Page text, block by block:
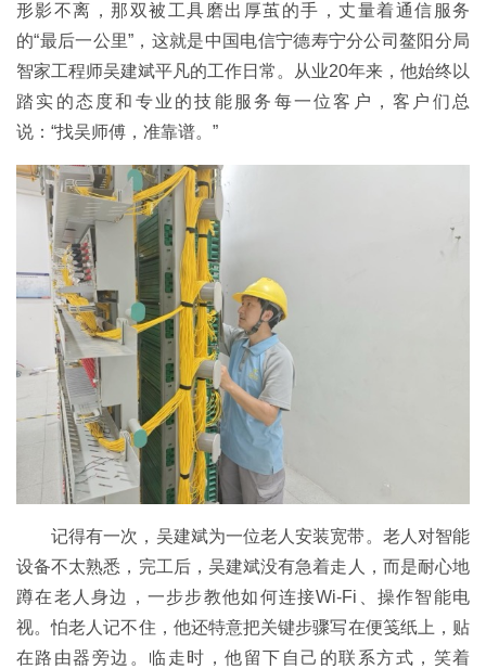
形影不离，那双被工具磨出厚茧的手，丈量着通信服务
的“最后一公里”，这就是中国电信宁德寿宁分公司鳌阳分局
智家工程师吴建斌平凡的工作日常。从业20年来，他始终以
踏实的态度和专业的技能服务每一位客户，客户们总
说：“找吴师傅，准靠谱。”
记得有一次，吴建斌为一位老人安装宽带。老人对智能
设备不太熟悉，完工后，吴建斌没有急着走人，而是耐心地
蹲在老人身边，一步步教他如何连接Wi-Fi、操作智能电
视。怕老人记不住，他还特意把关键步骤写在便笺纸上，贴
在路由器旁边。临走时，他留下自己的联系方式，笑着